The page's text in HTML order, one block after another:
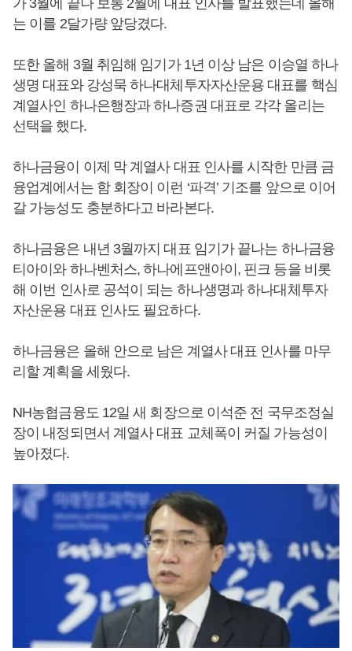
가 3월에 끝나 보통 2월에 대표 인사를 발표했는데 올해
는 이를 2달가량 앞당겼다.
또한 올해 3월 취임해 임기가 1년 이상 남은 이승열 하나
생명 대표와 강성묵 하나대체투자자산운용 대표를 핵심
계열사인 하나은행장과 하나증권 대표로 각각 올리는
선택을 했다.
하나금융이 이제 막 계열사 대표 인사를 시작한 만큼 금
융업계에서는 함 회장이 이런 ‘파격’ 기조를 앞으로 이어
갈 가능성도 충분하다고 바라본다.
하나금융은 내년 3월까지 대표 임기가 끝나는 하나금융
티아이와 하나벤처스, 하나에프앤아이, 핀크 등을 비롯
해 이번 인사로 공석이 되는 하나생명과 하나대체투자
자산운용 대표 인사도 필요하다.
하나금융은 올해 안으로 남은 계열사 대표 인사를 마무
리할 계획을 세웠다.
NH농협금융도 12일 새 회장으로 이석준 전 국무조정실
장이 내정되면서 계열사 대표 교체폭이 커질 가능성이
높아졌다.